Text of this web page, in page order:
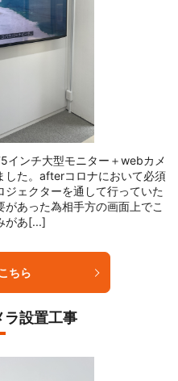
インチ大型モニター＋webカメ
した。afterコロナにおいて必須
ェクターを通して行っていた
あった為相手方の画面上でこ
があ[...]
ちら
ラ設置工事